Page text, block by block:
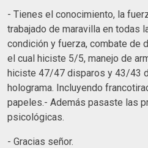
- Tienes el conocimiento, la
trabajado de maravilla en todas
condición y fuerza, combate de
el cual hiciste 5/5, manejo de
hiciste 47/47 disparos y 43/43
holograma. Incluyendo
papeles.- Además pasaste las
psicológicas.
- Gracias señor.